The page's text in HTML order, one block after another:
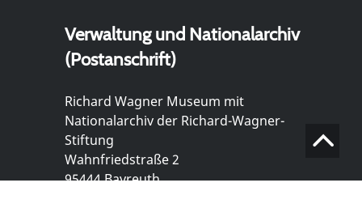
Verwaltung und Nationalarchiv
(Postanschrift)
Richard Wagner Museum mit
Nationalarchiv der Richard-Wagner-
Stiftung
Wahnfriedstraße 2
95444 Bayreuth